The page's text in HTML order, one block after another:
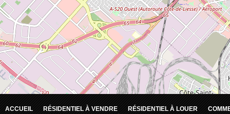
ACCUEIL RÉSIDENTIEL À VENDRE RÉSIDENTIEL À LOUER